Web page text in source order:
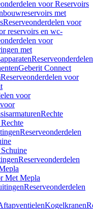
voor Reservoirs
met
Reserveonderdelen voor
reservoirs en wc-
voor
met
Reserveonderdelen
Geberit Connect
Reserveonderdelen voor
voor
Rechte
Reserveonderdelen
Reserveonderdelen
Met Mepla
Reserveonderdelen
Kogelkranen